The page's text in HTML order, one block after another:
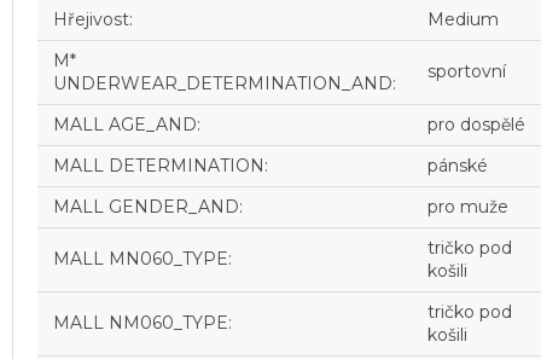
Hřejivost:
Medium
M*
UNDERWEAR_DETERMINATION_AND:
sportovní
MALL AGE_AND:
pro dospělé
MALL DETERMINATION:
pánské
MALL GENDER_AND: pro muže
MALL MN060_TYPE:
tričko pod
košili
MALL NM060_TYPE:
tričko pod
košili